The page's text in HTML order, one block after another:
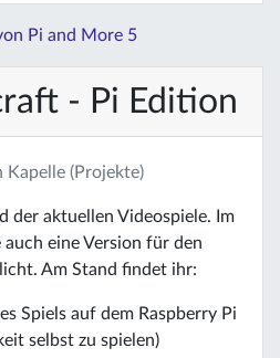
Pi and More 5
- Pi Edition
Kapelle (Projekte)
der aktuellen Videospiele. Im
eine Version für den
Am Stand findet ihr:
Spiels auf dem Raspberry Pi
selbst zu spielen)